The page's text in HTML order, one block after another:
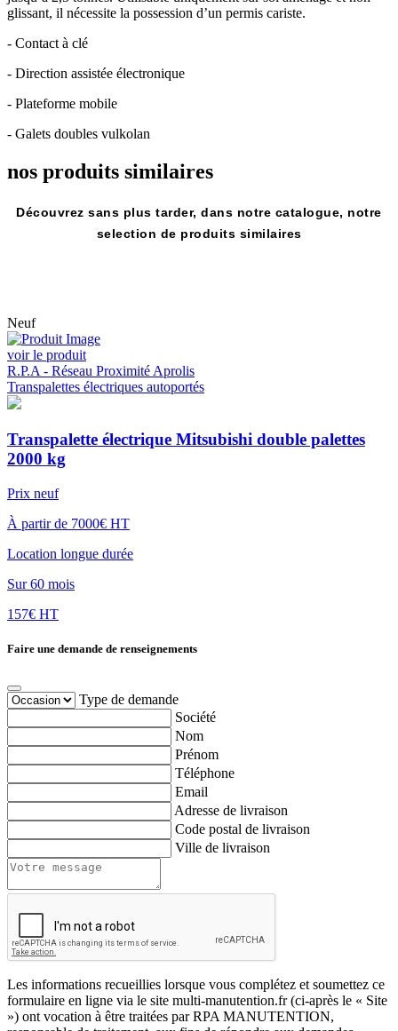
glissant, il nécessite la possession d’un permis cariste.
- Contact à clé
- Direction assistée électronique
- Plateforme mobile
- Galets doubles vulkolan
nos produits similaires
Découvrez sans plus tarder, dans notre catalogue, notre
selection de produits similaires
Neuf
voir le produit
R.P.A - Réseau Proximité Aprolis
Transpalettes électriques autoportés
Transpalette électrique Mitsubishi double palettes
2000 kg
Prix neuf
À partir de 7000€ HT
Location longue durée
Sur 60 mois
157€ HT
Faire une demande de renseignements
Type de demande
Société
Nom
Prénom
Téléphone
Email
Adresse de livraison
Code postal de livraison
Ville de livraison
Les informations recueillies lorsque vous complétez et soumettez ce
formulaire en ligne via le site multi-manutention.fr (ci-après le « Site
») ont vocation à être traitées par RPA MANUTENTION,